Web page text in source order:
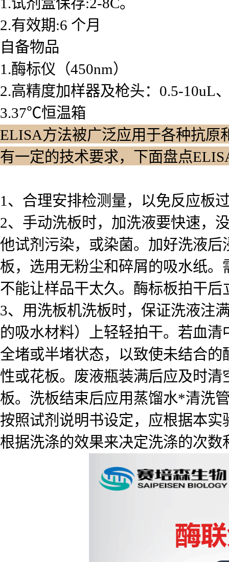
2.有效期:6 个月
自备物品
1.酶标仪（450nm）
2.高精度加样器及枪头：0.5-10uL
3.37℃恒温箱
ELISA方法被广泛应用于各种抗原
有一定的技术要求，下面盘点
1、合理安排检测量，以免反应板
2、手动洗板时，加洗液要快速，
他试剂污染，或染菌。加好洗液
板，选用无粉尘和碎屑的吸水纸
不能让样品干太久。酶标板拍干后
3、用洗板机洗板时，保证洗液注
的吸水材料）上轻轻拍干。若血
全堵或半堵状态，以致使未结合
性或花板。废液瓶装满后应及时
板。洗板结束后应用蒸馏水*清洗
按照试剂说明书设定，应根据本
根据洗涤的效果来决定洗涤的次